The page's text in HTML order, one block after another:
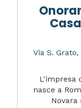
Via S.
L'impresa
nasce a
Novara